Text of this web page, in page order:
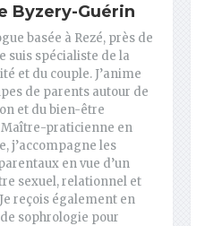
Byzery-Guérin
basée à Rezé, près de
suis spécialiste de la
et du couple. J’anime
de parents autour de
et du bien-être
praticienne en
j’accompagne les
en vue d’un
sexuel, relationnel et
reçois également en
sophrologie pour